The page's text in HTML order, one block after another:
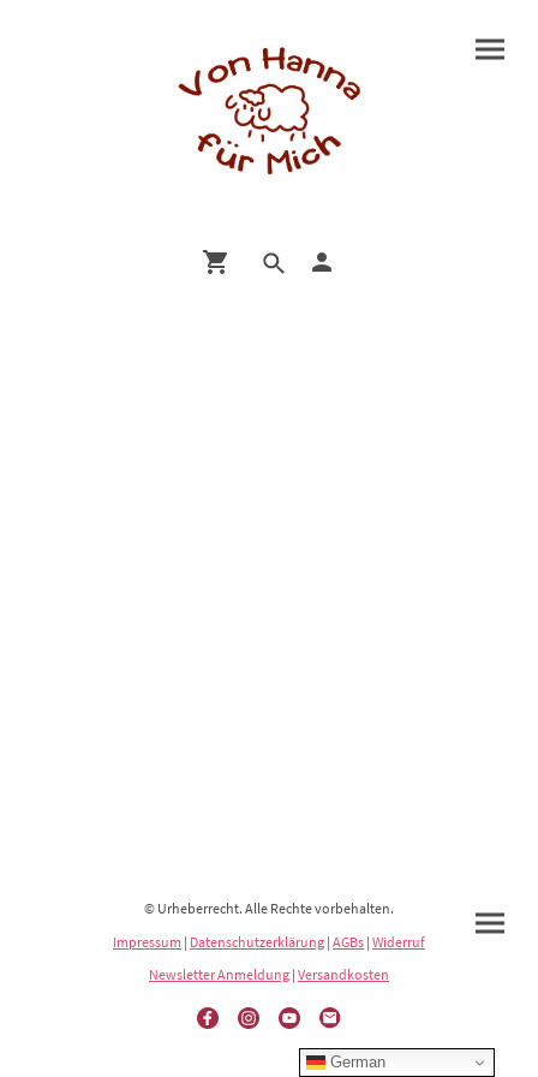
© Urheberrecht. Alle Rechte vorbehalten.
Impressum | Datenschutzerklärung | AGBs | Widerruf
Newsletter Anmeldung | Versandkosten
German